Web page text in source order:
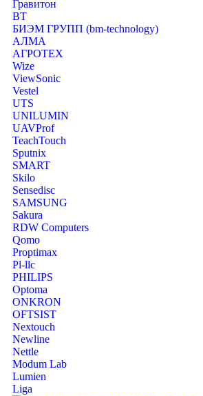
Гравитон
ВТ
БИЭМ ГРУПП (bm-technology)
АЛМА
АГРОТЕХ
Wize
ViewSonic
Vestel
UTS
UNILUMIN
UAVProf
TeachTouch
Sputnix
SMART
Skilo
Sensedisc
SAMSUNG
Sakura
RDW Computers
Qomo
Proptimax
Pl-llc
PHILIPS
Optoma
ONKRON
OFTSIST
Nextouch
Newline
Nettle
Modum Lab
Lumien
Liga